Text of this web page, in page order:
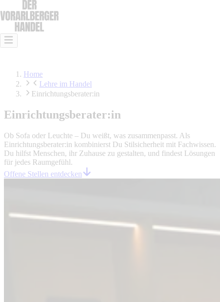
Das ist Handel
Offene Stellen
Home
Lehre im Handel
Einrichtungsberater:in
Einrichtungsberater:in
Ob Sofa oder Leuchte – Du weißt, was zusammenpasst. Als
Einrichtungsberater:in kombinierst Du Stilsicherheit mit Fachwissen.
Du hilfst Menschen, ihr Zuhause zu gestalten, und findest Lösungen
für jedes Raumgefühl.
Offene Stellen entdecken